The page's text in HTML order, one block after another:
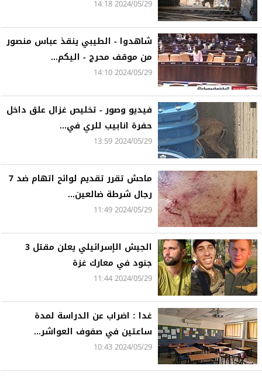
2024/05/29 14:18
شاهدوا - الطيبي ينقذ عباس منصور
من موقف محرج - اليكم...
2024/05/29 14:10
فيديو وصور - تخليص غزال علق داخل
حفرة انابيب للري في...
2024/05/29 13:59
ماحش تقرر تقديم لوائح اتهام ضد 7
رجال شرطة ضالعين...
2024/05/29 11:49
الجيش الإسرائيلي يعلن مقتل 3
جنود في معارك غزة
2024/05/29 11:44
غدا : اضراب عن الدراسة لمدة
ساعتين في صفوف العواشر...
2024/05/29 10:43